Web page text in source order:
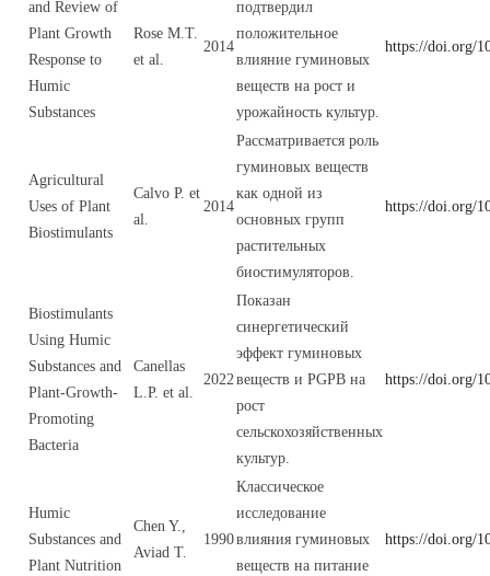
and Review of
Plant Growth
Response to
Humic
Substances
Rose M.T.
et al.
2014
подтвердил
положительное
влияние гуминовых
веществ на рост и
урожайность культур.
https://doi.org/
Agricultural
Uses of Plant
Biostimulants
Calvo P. et
al.
2014
Рассматривается роль
гуминовых веществ
как одной из
основных групп
растительных
биостимуляторов.
https://doi.org/
Biostimulants
Using Humic
Substances and
Plant-Growth-
Promoting
Bacteria
Canellas
L.P. et al.
2022
Показан
синергетический
эффект гуминовых
веществ и PGPB на
рост
сельскохозяйственных
культур.
https://doi.org/
Humic
Substances and
Plant Nutrition
Chen Y.,
Aviad T.
1990
Классическое
исследование
влияния гуминовых
веществ на питание
https://doi.org/